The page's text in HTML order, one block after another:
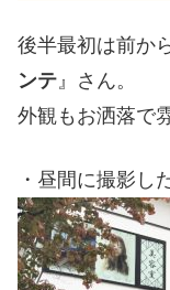
後半最初は前か
ンテ』さん。
外観もお洒落で
・昼間に撮影し